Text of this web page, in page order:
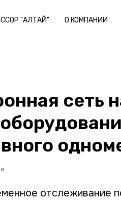
"АЛТАЙ" О КОМПАНИИ
сеть
отслеживание